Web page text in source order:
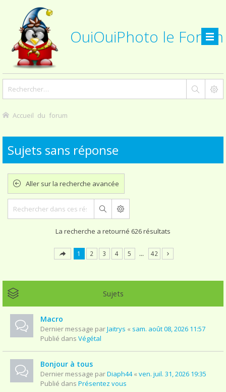
OuiOuiPhoto le Forum
Accueil du forum
Sujets sans réponse
Aller sur la recherche avancée
Rechercher
La recherche a retourné 626 résultats
1 2 3 4 5 … 42
Sujets
Macro
Dernier message parJaitrys « sam. août 08, 2026 11:57
Publié dans Végétal
Bonjour à tous
Dernier message parDiaph44« ven. juil. 31, 2026 19:35
Publié dans Présentez vous